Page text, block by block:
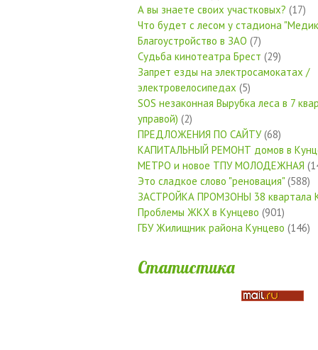
А вы знаете своих участковых? (17)
Что будет с лесом у стадиона
Благоустройство в ЗАО (7)
Судьба кинотеатра Брест (29)
Запрет езды на электросамокатах /
электровелосипедах (5)
SOS незаконная Вырубка леса в 7
управой) (2)
ПРЕДЛОЖЕНИЯ ПО САЙТУ(68)
КАПИТАЛЬНЫЙ РЕМОНТ домов в
МЕТРО и новое ТПУ МОЛОДЕЖНАЯ
Это сладкое слово "реновация" (588)
ЗАСТРОЙКА ПРОМЗОНЫ 38 квартала
Проблемы ЖКХ в Кунцево (901)
ГБУ Жилищник района Кунцево (146)
Статистика